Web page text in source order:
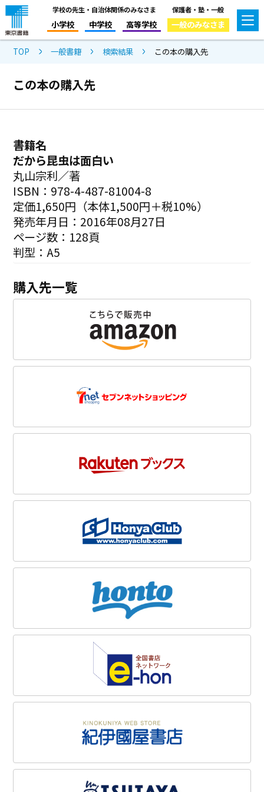
学校の先生・自治体関係のみなさま
小学校 中学校 高等学校
保護者・塾・一般
一般のみなさま
TOP 一般書籍 検索結果 この本の購入先
この本の購入先
書籍名
だから昆虫は面白い
丸山宗利／著
ISBN：978-4-487-81004-8
定価1,650円（本体1,500円＋税10%）
発売年月日：2016年08月27日
ページ数：128頁
判型：A5
購入先一覧